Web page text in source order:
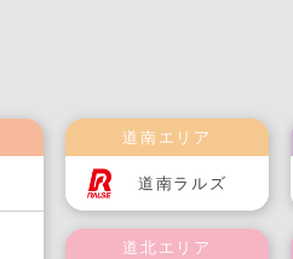
道南エリア
道南ラルズ
道北エリア